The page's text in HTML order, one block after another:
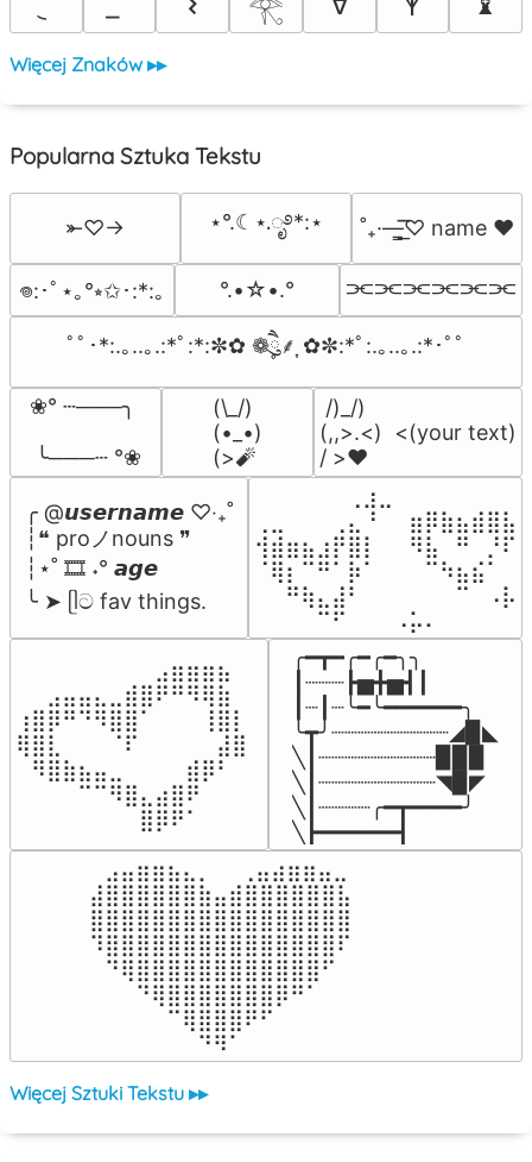
𓂀
Więcej Znaków ▸▸
Popularna Sztuka Tekstu
⤜♡→ ⋆°.☾⋆.ೃ࿔*:⋆ ˚₊·—̳͟͞͞♡ name ♥️
𖦹:･ﾟ⋆｡°⭒✩･:*:｡ °.•☆•.° ⫘⫘⫘⫘⫘⫘
ﾟﾟ･*:.｡..｡.:*ﾟ:*:✼✿ ❁ཻུ۪۪⸙͎ ✿✼:*ﾟ:.｡..｡.:*･ﾟﾟ
❀° ┄───╮
╰───┄ °❀
(\_/)
(•_•)
(>🧨
/)_/)
(,,>.<)  <(your text)
/ >❤️
╭ @𝙪𝙨𝙚𝙧𝙣𝙖𝙢𝙚 ♡‧₊˚
┆❝ proノnouns ❞
┆⋆˚ 🎞️ ˖° 𝙖𝙜𝙚
╰ ➤ ᥫට fav things.
⠀⠀⠀⠀⠀⠀⢀⣰⣀⠀⠀⠀⠀⠀⠀⠀⠀
⢀⣀⠀⠀⠀⢀⣄⠘⠀⠀⣶⡿⣷⣦⣾⣿⣧
⢺⣾⣶⣦⣰⡟⣿⡇⠀⠀⠻⣧⠀⠛⠀⡘⠏
⠈⢿⡆⠉⠛⠁⡷⠁⠀⠀⠀⠉⠳⣦⣮⠁⠀
⠀⠀⠛⢷⣄⣼⠃⠀⠀⠀⠀⠀⠀⠉⠀⠠⡧
⠀⠀⠀⠀⠉⠋⠀⠀⠀⠠⡥⠄⠀⠀⠀⠀⠀
⠀⠀⠀⠀⠀⠀⠀⠀⠀⣠⣶⣶⣶⣦⠀⠀
⠀⠀⣠⣤⣤⣄⣀⣾⣿⠟⠛⠻⢿⣷⠀
⢰⣿⡿⠛⠙⠻⣿⣿⠁⠀⠀⠀⢸⣿⡇
⢿⣿⣇⠀⠀⠀⠈⠏⠀⠀⠀⠀⠀⣼⣿⠀
⠀⠻⣿⣷⣦⣤⣀⠀⠀⠀⠀⣾⡿⠃⠀
⠀⠀⠀⠀⠉⠉⠻⣿⣄⣴⣿⠟⠀⠀⠀
⠀⠀⠀⠀⠀⠀⠀⠀⣿⡿⠟⠁⠀⠀⠀⠀
╭━┳━╭━╭━╮╮
┃┈┈┈┣▅╋▅┫┃
┃┈┃┈╰━╰━━━━━━╮
╰┳╯┈┈┈┈┈┈┈┈┈◢▉◣
╲┃┈┈┈┈┈┈┈┈┈▉▉▉
╲┃┈┈┈┈┈┈┈┈┈◥▉◤
╲┃┈┈┈┈╭━┳━━━━╯
╲┣━━━━━━┫﻿
⠀⣠⣤⣶⣶⣦⣄⡀  ⠀⢀⣤⣴⣶⣶⣤⣀⠀
⣼⣿⣿⣿⣿⣿⣿⣷⣤⣾⣿⣿⣿⣿⣿⣿⣧
⣿⣿⣿⣿⣿⣿⣿⣿⣿⣿⣿⣿⣿⣿⣿⣿⣿
⠹⣿⣿⣿⣿⣿⣿⣿⣿⣿⣿⣿⣿⣿⣿⣿⠏
⠀⠙⢿⣿⣿⣿⣿⣿⣿⣿⣿⣿⣿⣿⣿⠋⠀
⠀⠀⠀⠙⢿⣿⣿⣿⣿⣿⣿⣿⡿⠛⠁⠀⠀
⠀⠀⠀⠀⠀⠉⢿⣿⣿⣿⠟⠋⠀⠀⠀⠀⠀
⠀⠀⠀⠀⠀⠀⠀⠙⠻⠁⠀⠀⠀⠀⠀⠀⠀⠀⠀⠀⠀⠀⠀
Więcej Sztuki Tekstu ▸▸